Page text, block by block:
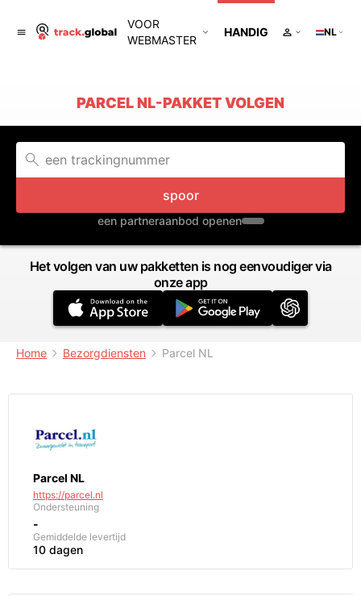
VOOR
WEBMASTER
HANDIG NL
PARCEL NL-PAKKET VOLGEN
spoor
een partneraanbod openen
Het volgen van uw pakketten is nog eenvoudiger via
onze app
Home Bezorgdiensten Parcel NL
Parcel NL
https://parcel.nl
Ondersteuning
-
Gemiddelde levertijd
10 dagen